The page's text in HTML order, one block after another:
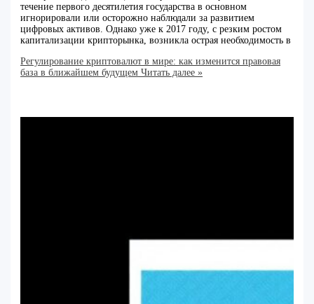
течение первого десятилетия государства в основном
игнорировали или осторожно наблюдали за развитием
цифровых активов. Однако уже к 2017 году, с резким ростом
капитализации крипторынка, возникла острая необходимость в
Регулирование криптовалют в мире: как изменится правовая
база в ближайшем будущем Читать далее »